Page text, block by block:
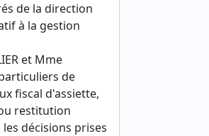
de la direction
à la gestion
et Mme
de
fiscal d'assiette,
restitution
décisions prises